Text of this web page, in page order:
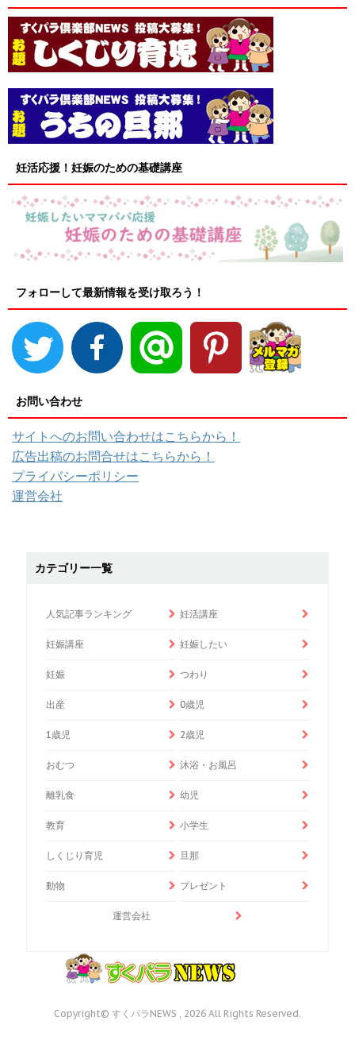
妊活応援！妊娠のための基礎講座
フォローして最新情報を受け取ろう！
お問い合わせ
サイトへのお問い合わせはこちらから！
広告出稿のお問合せはこちらから！
プライバシーポリシー
運営会社
カテゴリー一覧
人気記事ランキング 妊活講座
妊娠講座 妊娠したい
妊娠 つわり
出産 0歳児
1歳児 2歳児
おむつ 沐浴・お風呂
離乳食 幼児
教育 小学生
しくじり育児 旦那
動物 プレゼント
運営会社
Copyright© すくパラNEWS , 2026 All Rights Reserved.